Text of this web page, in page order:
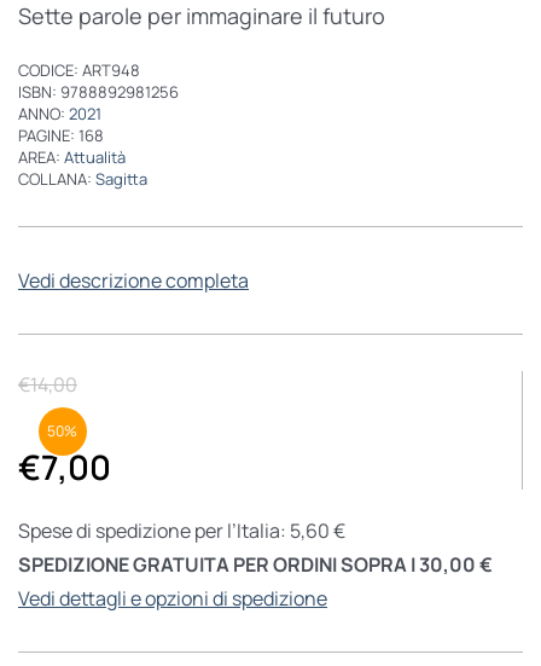
Sette parole per immaginare il futuro
CODICE: ART948
ISBN: 9788892981256
ANNO: 2021
PAGINE: 168
AREA: Attualità
COLLANA: Sagitta
Vedi descrizione completa
€14,00
€7,00
50%
Spese di spedizione per l’Italia: 5,60 €
SPEDIZIONE GRATUITA PER ORDINI SOPRA I 30,00 €
Vedi dettagli e opzioni di spedizione